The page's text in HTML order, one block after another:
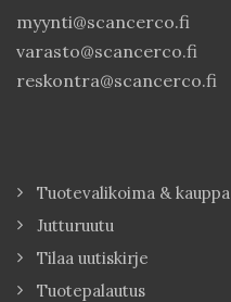
myynti@scancerco.fi
varasto@scancerco.fi
reskontra@scancerco.fi
Tuotevalikoima & kauppa
Jutturuutu
Tilaa uutiskirje
Tuotepalautus